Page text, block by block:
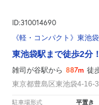
ID:310014690
《軽・コンパクト》東池
東池袋駅まで徒歩2分
雑司が谷駅から 887m 徒
東京都豊島区東池袋4-16-3
駐車場形式 平置き